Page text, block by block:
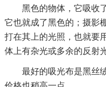
黑色的物体，它吸收
它也就成了黑色的；摄影
打在其上的光照，也就要
体上有杂光或多余的反射
最好的吸光布是黑丝